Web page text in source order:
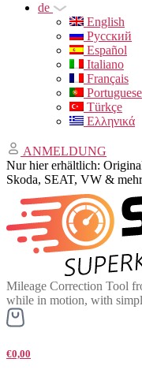
de
English
Русский
Español
Italiano
Français
Portuguese
Türkçe
Ελληνικά
ANMELDUNG
Nur hier erhältlich:
Skoda, SEAT, VW & mehr
Mileage Correction Tool
while in motion, with
€0,00